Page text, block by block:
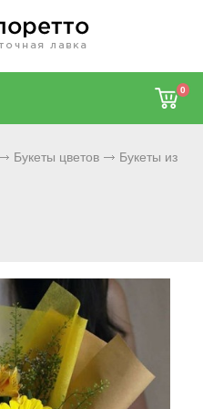
0
Букеты цветов
Букеты из